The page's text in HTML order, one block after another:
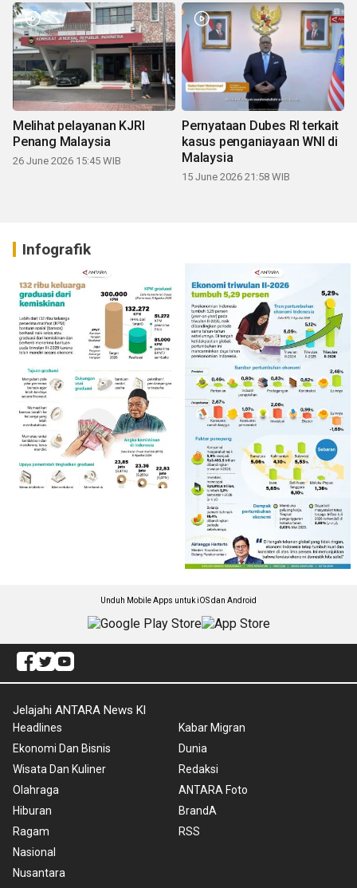
Melihat pelayanan KJRI
Penang Malaysia
26 June 2026 15:45 WIB
Pernyataan Dubes RI terkait
kasus penganiayaan WNI di
Malaysia
15 June 2026 21:58 WIB
Infografik
Unduh Mobile Apps untuk iOS dan Android
Jelajahi ANTARA News Kl
Headlines
Ekonomi Dan Bisnis
Wisata Dan Kuliner
Olahraga
Hiburan
Ragam
Nasional
Nusantara
Kabar Migran
Dunia
Redaksi
ANTARA Foto
BrandA
RSS